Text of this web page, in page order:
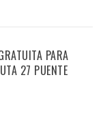
PARA
27 PUENTE